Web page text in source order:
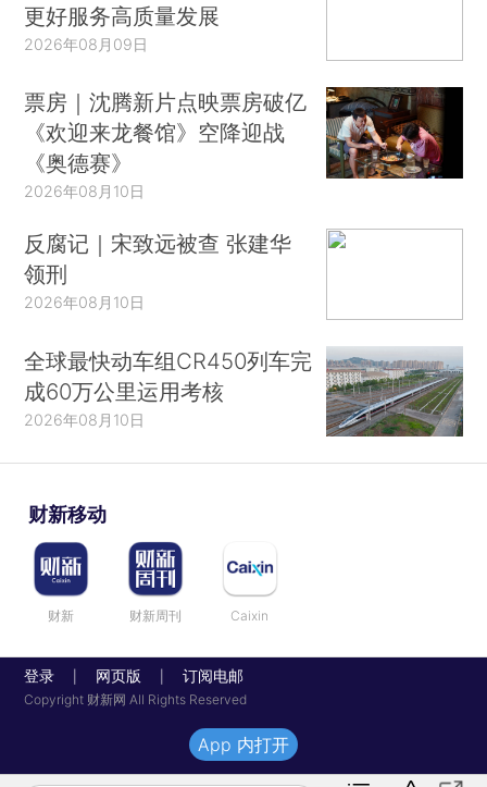
更好服务高质量发展
2026年08月09日
票房｜沈腾新片点映票房破亿
《欢迎来龙餐馆》空降迎战
《奥德赛》
2026年08月10日
反腐记｜宋致远被查 张建华
领刑
2026年08月10日
全球最快动车组CR450列车完
成60万公里运用考核
2026年08月10日
财新移动
财新 财新周刊 Caixin
登录 网页版 订阅电邮
Copyright 财新网 All Rights Reserved
App 内打开